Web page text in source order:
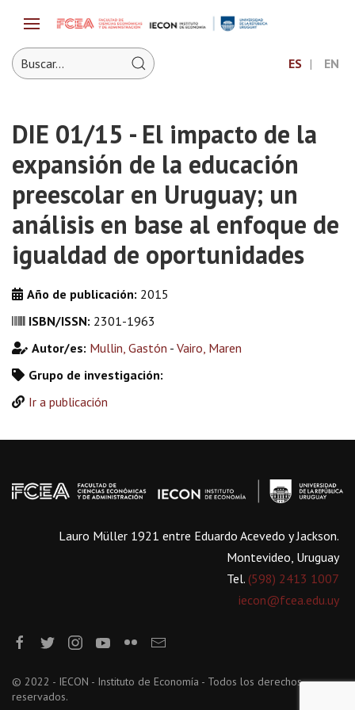
ES EN
DIE 01/15 - El impacto de la
expansión de la educación
preescolar en Uruguay; un
análisis en base al enfoque de
igualdad de oportunidades
Año de publicación: 2015
ISBN/ISSN: 2301-1963
Autor/es: Mullin, Gastón - Vairo, Maren
Grupo de investigación:
Ir a publicación
Lauro Müller 1921 entre Eduardo Acevedo y Jackson.
Montevideo, Uruguay
Tel. (598) 2413 1007
iecon@fcea.edu.uy
© 2022 - IECON - Instituto de Economía - Todos los derechos
reservados.